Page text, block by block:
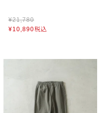
¥21,780
¥10,890税込